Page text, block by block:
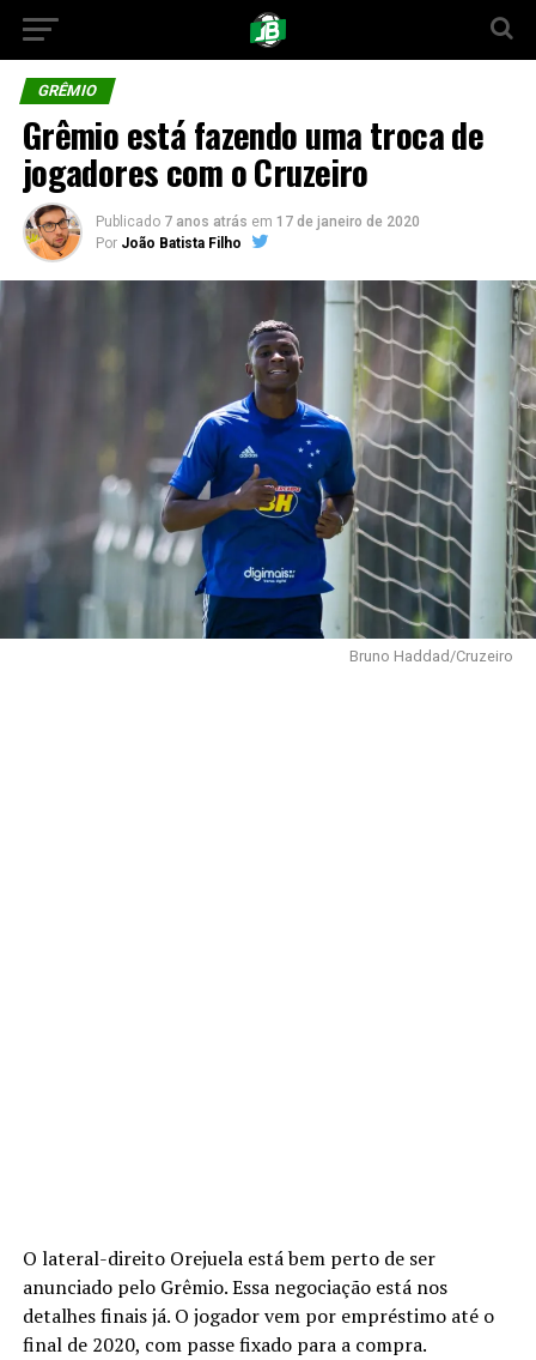
GRÊMIO
Grêmio está fazendo uma troca de
jogadores com o Cruzeiro
Publicado 7 anos atrás em 17 de janeiro de 2020
Por João Batista Filho
Bruno Haddad/Cruzeiro
O lateral-direito Orejuela está bem perto de ser
anunciado pelo Grêmio. Essa negociação está nos
detalhes finais já. O jogador vem por empréstimo até o
final de 2020, com passe fixado para a compra.